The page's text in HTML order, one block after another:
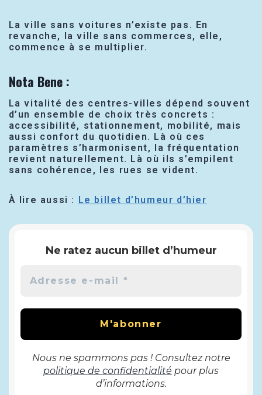
La ville sans voitures n’existe pas. En
revanche, la ville sans commerces, elle,
commence à se multiplier.
Nota Bene:
La vitalité des centres-villes dépend souvent
d’un ensemble de choix très concrets :
accessibilité, stationnement, mobilité, mais
aussi confort du quotidien. Là où ces
paramètres s’harmonisent, la fréquentation
revient naturellement. Là où ils s’empilent
sans cohérence, les rues se vident.
À lire aussi : Le billet d’humeur d’hier
Ne ratez aucun billet d’humeur
Nous ne spammons pas ! Consultez notre
politique de confidentialité pour plus
d’informations.